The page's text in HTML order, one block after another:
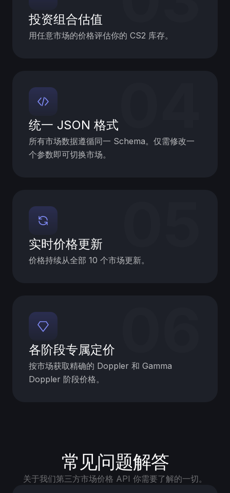
投资组合估值
用任意市场的价格评估你的 CS2 库存。
统一 JSON 格式
所有市场数据遵循同一 Schema。仅需修改一
个参数即可切换市场。
实时价格更新
价格持续从全部 10 个市场更新。
各阶段专属定价
按市场获取精确的 Doppler 和 Gamma
Doppler 阶段价格。
常见问题解答
关于我们第三方市场价格 API 你需要了解的一切。